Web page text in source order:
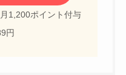
1,200ポイント付与
円